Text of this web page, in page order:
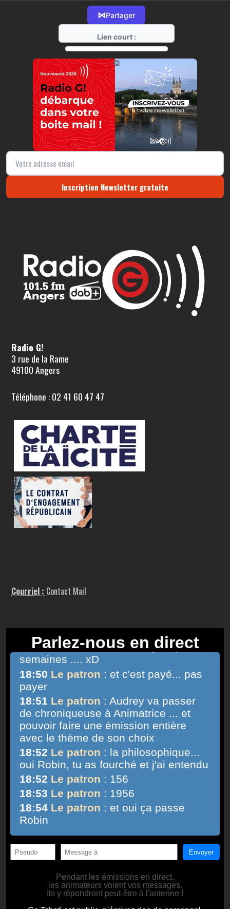
⋈Partager
Lien court :
https://radio-g.fr?20426
⧉
Inscription Newsletter gratuite
Radio G!
3 rue de la Rame
49100 Angers
Téléphone : 02 41 60 47 47
Courriel : Contact Mail